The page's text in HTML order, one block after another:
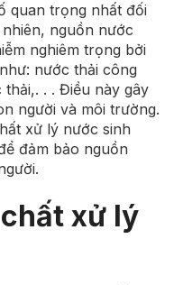
quan trọng nhất đối
nguồn nước
nghiêm trọng bởi
nước thải công
. . Điều này gây
người và môi trường.
xử lý nước sinh
đảm bảo nguồn
xử lý